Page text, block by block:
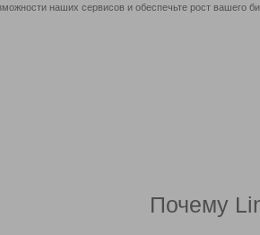
наших сервисов и обеспечьте рост вашего
Почему